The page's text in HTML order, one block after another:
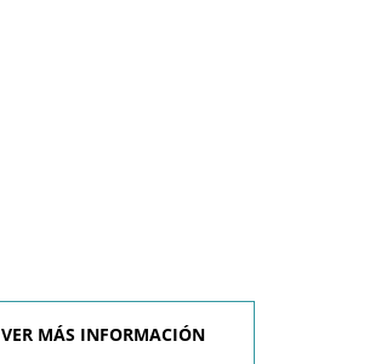
VER MÁS INFORMACIÓN